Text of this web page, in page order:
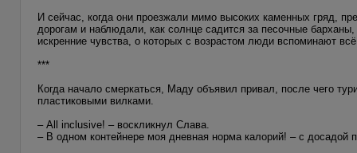
И сейчас, когда они проезжали мимо высоких каменных гряд,
дорогам и наблюдали, как солнце садится за песочные
искренние чувства, о которых с возрастом люди вспоминают
***
Когда начало смеркаться, Маду объявил привал, после чего
пластиковыми вилками.
– All inclusive! – воскликнул Слава.
– В одном контейнере моя дневная норма калорий! – с досадой